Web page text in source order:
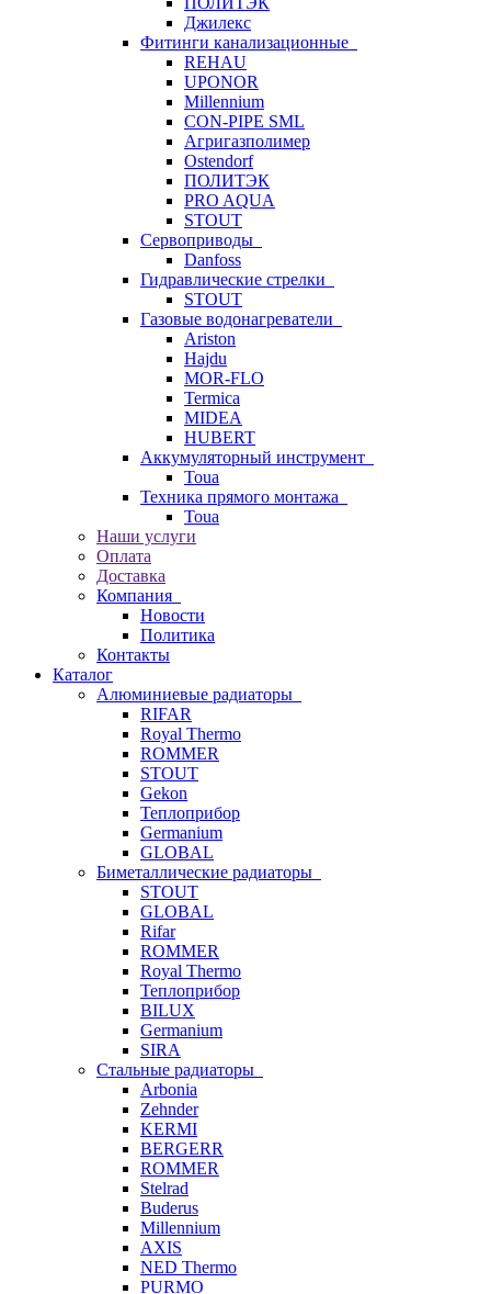
Джилекс
Фитинги канализационные
REHAU
UPONOR
Millennium
CON-PIPE SML
Агригазполимер
Ostendorf
ПОЛИТЭК
PRO AQUA
STOUT
Сервоприводы
Danfoss
Гидравлические стрелки
STOUT
Газовые водонагреватели
Ariston
Hajdu
MOR-FLO
Termica
MIDEA
HUBERT
Аккумуляторный инструмент
Toua
Техника прямого монтажа
Toua
Наши услуги
Оплата
Доставка
Компания
Новости
Политика
Контакты
Каталог
Алюминиевые радиаторы
RIFAR
Royal Thermo
ROMMER
STOUT
Gekon
Теплоприбор
Germanium
GLOBAL
Биметаллические радиаторы
STOUT
GLOBAL
Rifar
ROMMER
Royal Thermo
Теплоприбор
BILUX
Germanium
SIRA
Стальные радиаторы
Arbonia
Zehnder
KERMI
BERGERR
ROMMER
Stelrad
Buderus
Millennium
AXIS
NED Thermo
PURMO